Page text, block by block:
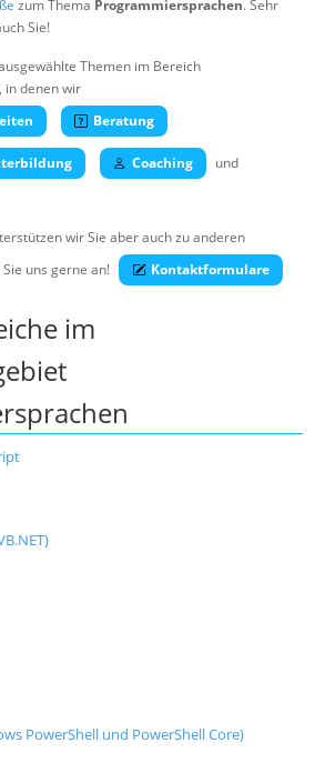
zum Thema Programmiersprachen. Sehr
Sie!
Themen im Bereich
, in denen wir
Beratung
Coaching und
wir Sie aber auch zu anderen
uns gerne an!
Kontaktformulare
im
PowerShell und PowerShell Core)